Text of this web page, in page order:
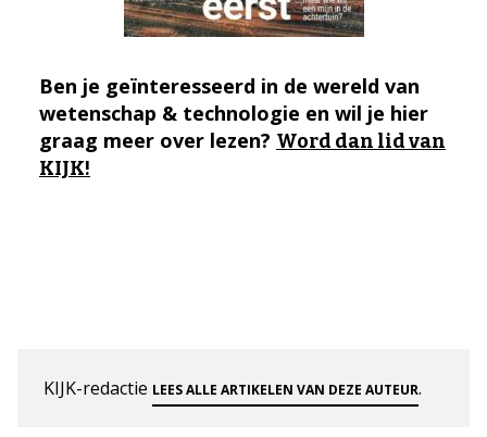
Ben je geïnteresseerd in de wereld van
wetenschap & technologie en wil je hier
graag meer over lezen? Word dan lid van
KIJK!
KIJK-redactie LEES ALLE ARTIKELEN VAN DEZE AUTEUR.